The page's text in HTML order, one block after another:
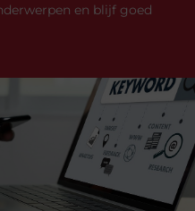
en blijf goed